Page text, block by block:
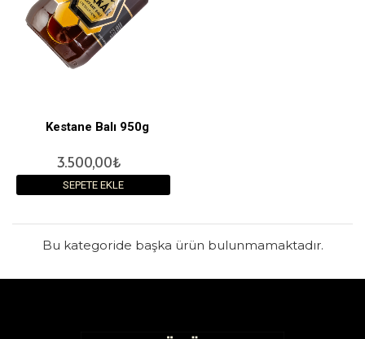
Kestane Balı 950g
3.500,00₺
SEPETE EKLE
Bu kategoride başka ürün bulunmamaktadır.